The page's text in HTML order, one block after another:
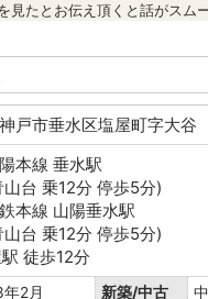
見たとお伝え頂くと話がスムー
戸市垂水区塩屋町字大谷
本線 垂水駅
台 乗12分 停歩5分)
本線 山陽垂水駅
台 乗12分 停歩5分)
徒歩12分
2月 新築/中古